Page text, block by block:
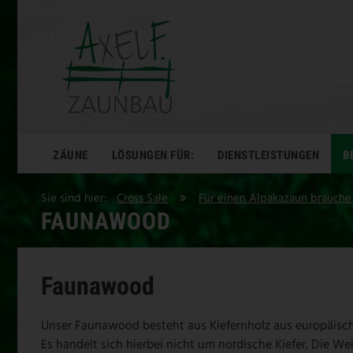
ZÄUNE LÖSUNGEN FÜR: DIENSTLEISTUNGEN
Sie sind hier: Cross Sale Für einen Alpakazaun
FAUNAWOOD
Faunawood
Unser Faunawood besteht aus Kiefernholz aus
Es handelt sich hierbei nicht um nordische Kiefer. Die